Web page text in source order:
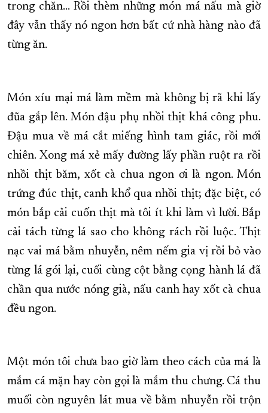
trong chăn… Rồi thèm những món má nấu mà giờ
đây vẫn thấy nó ngon hơn bất cứ nhà hàng nào đã
từng ăn.
Món xíu mại má làm mềm mà không bị rã khi lấy
đũa gắp lên. Món đậu phụ nhồi thịt khá công phu.
Đậu mua về má cắt miếng hình tam giác, rồi mới
chiên. Xong má xẻ mấy đường lấy phần ruột ra rồi
nhồi thịt băm, xốt cà chua ngon ơi là ngon. Món
trứng đúc thịt, canh khổ qua nhồi thịt; đặc biệt, có
món bắp cải cuốn thịt mà tôi ít khi làm vì lười. Bắp
cải tách từng lá sao cho không rách rồi luộc. Thịt
nạc vai má bằm nhuyễn, nêm nếm gia vị rồi bỏ vào
từng lá gói lại, cuối cùng cột bằng cọng hành lá đã
chần qua nước nóng già, nấu canh hay xốt cà chua
đều ngon.
Một món tôi chưa bao giờ làm theo cách của má là
mắm cá mặn hay còn gọi là mắm thu chưng. Cá thu
muối còn nguyên lát mua về bằm nhuyễn rồi trộn